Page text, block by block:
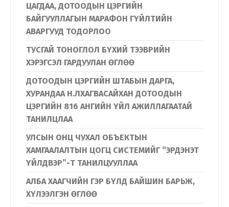
ЦАГДАА, ДОТООДЫН ЦЭРГИЙН
БАЙГУУЛЛАГЫН МАРАФОН ГҮЙЛТИЙН
АВАРГУУД ТОДОРЛОО
ТУСГАЙ ТОНОГЛОЛ БҮХИЙ ТЭЭВРИЙН
ХЭРЭГСЭЛ ГАРДУУЛАН ӨГЛӨӨ
ДОТООДЫН ЦЭРГИЙН ШТАБЫН ДАРГА,
ХУРАНДАА Н.ЛХАГВАСАЙХАН ДОТООДЫН
ЦЭРГИЙН 816 АНГИЙН ҮЙЛ АЖИЛЛАГААТАЙ
ТАНИЛЦЛАА
УЛСЫН ОНЦ ЧУХАЛ ОБЪЕКТЫН
ХАМГААЛАЛТЫН ЦОГЦ СИСТЕМИЙГ “ЭРДЭНЭТ
ҮЙЛДВЭР”-Т ТАНИЛЦУУЛЛАА
АЛБА ХААГЧИЙН ГЭР БҮЛД БАЙШИН БАРЬЖ,
ХҮЛЭЭЛГЭН ӨГЛӨӨ